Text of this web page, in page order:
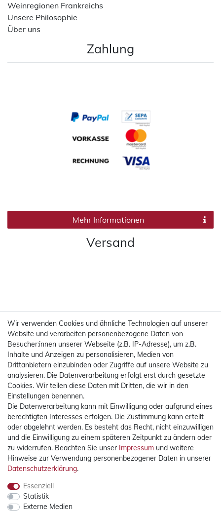
Weinregionen Frankreichs
Unsere Philosophie
Über uns
Zahlung
Mehr Informationen
Versand
Mehr Informationen
Rechtliches
Widerrufsrecht
Widerrufsformular
Impressum
Datenschutzerklärung
AGB
Wir verwenden Cookies und ähnliche Technologien auf unserer
Website und verarbeiten personenbezogene Daten von
Besucher:innen unserer Webseite (z.B. IP-Adresse), um z.B.
Inhalte und Anzeigen zu personalisieren, Medien von
Drittanbietern einzubinden oder Zugriffe auf unsere Website zu
analysieren. Die Datenverarbeitung erfolgt erst durch gesetzte
Cookies. Wir teilen diese Daten mit Dritten, die wir in den
Einstellungen benennen.
Die Datenverarbeitung kann mit Einwilligung oder aufgrund eines
berechtigten Interesses erfolgen. Die Zustimmung kann erteilt
oder abgelehnt werden. Es besteht das Recht, nicht einzuwilligen
und die Einwilligung zu einem späteren Zeitpunkt zu ändern oder
zu widerrufen. Beachten Sie unser Impressum und weitere
Hinweise zur Verwendung personenbezogener Daten in unserer
Daten­schutz­erklärung.
Essenziell
Statistik
Externe Medien